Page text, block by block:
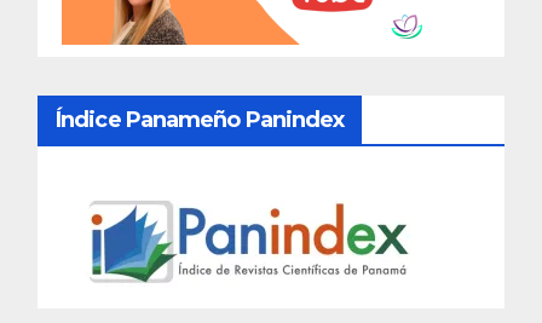
Índice Panameño Panindex